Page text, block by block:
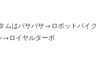
ムはバサバサ→ロボットバ
ロイヤルターボ